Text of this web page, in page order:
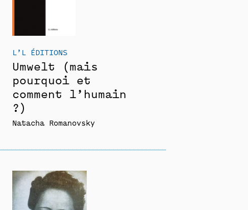
L’L ÉDITIONS
Umwelt (mais
pourquoi et
comment l’humain
?)
Natacha Romanovsky